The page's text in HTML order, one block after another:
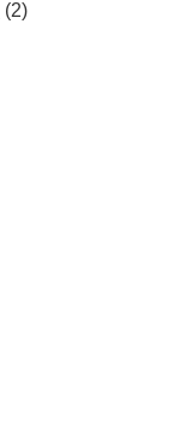
(2)